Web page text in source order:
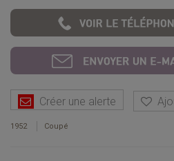
Créer une alerte
1952 Coupé